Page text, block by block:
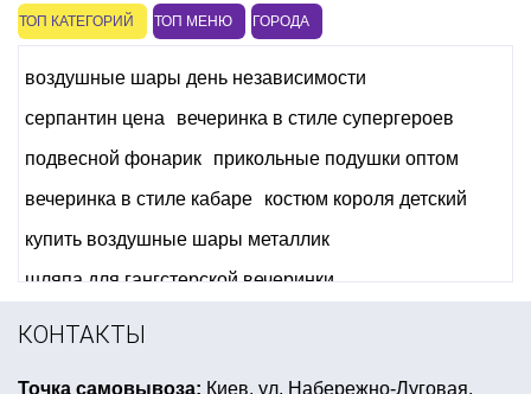
ТОП КАТЕГОРИЙ ТОП МЕНЮ ГОРОДА
воздушные шары день независимости
серпантин цена
вечеринка в стиле супергероев
подвесной фонарик
прикольные подушки оптом
вечеринка в стиле кабаре
костюм короля детский
купить воздушные шары металлик
шляпа для гангстерской вечеринки
КОНТАКТЫ
Точка самовывоза: Киев, ул. Набережно-Луговая,